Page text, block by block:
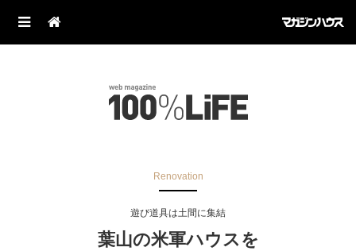
Renovation
遊び道具は土間に集結
葉山の米軍ハウスを